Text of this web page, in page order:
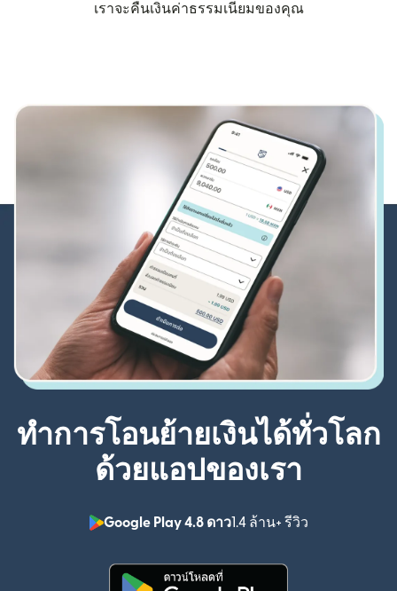
เราจะคืนเงินค่าธรรมเนียมของคุณ
ทำการโอนย้ายเงินได้ทั่วโลก
ด้วยแอปของเรา
Google Play 4.8 ดาว1.4 ล้าน+ รีวิว
(เปิดในหน้าต่